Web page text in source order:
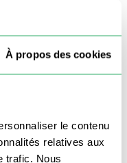
À propos des cookies
le contenu
relatives aux
trafic. Nous